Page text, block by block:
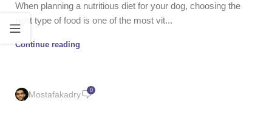
When planning a nutritious diet for your dog, choosing the
right type of food is one of the most vit...
Continue reading
Mostafakadry 0